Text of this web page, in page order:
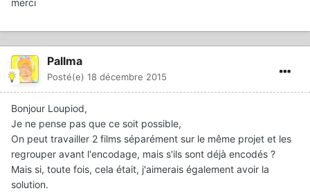
merci
Pallma
Posté(e) 18 décembre 2015
Bonjour Loupiod,
Je ne pense pas que ce soit possible,
On peut travailler 2 films séparément sur le même projet et les
regrouper avant l'encodage, mais s'ils sont déjà encodés ?
Mais si, toute fois, cela était, j'aimerais également avoir la
solution.